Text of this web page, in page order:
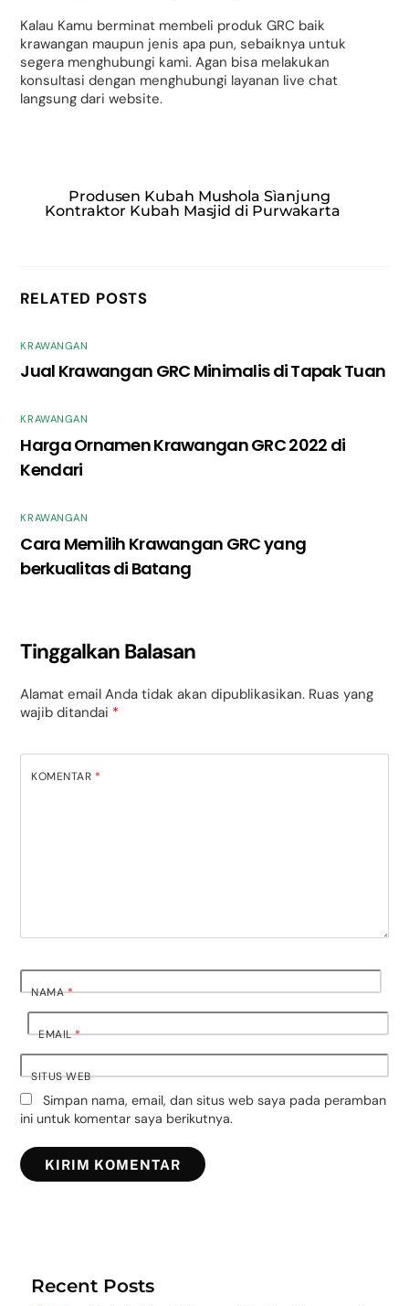
Kalau Kamu berminat membeli produk GRC baik
krawangan maupun jenis apa pun, sebaiknya untuk
segera menghubungi kami. Agan bisa melakukan
konsultasi dengan menghubungi layanan live chat
langsung dari website.
Produsen Kubah Mushola Sìanjung
Kontraktor Kubah Masjid di Purwakarta
RELATED POSTS
KRAWANGAN
Jual Krawangan GRC Minimalis di Tapak Tuan
KRAWANGAN
Harga Ornamen Krawangan GRC 2022 di
Kendari
KRAWANGAN
Cara Memilih Krawangan GRC yang
berkualitas di Batang
Tinggalkan Balasan
Alamat email Anda tidak akan dipublikasikan. Ruas yang
wajib ditandai *
KOMENTAR *
NAMA*
EMAIL*
SITUS WEB
Simpan nama, email, dan situs web saya pada peramban
ini untuk komentar saya berikutnya.
Recent Posts